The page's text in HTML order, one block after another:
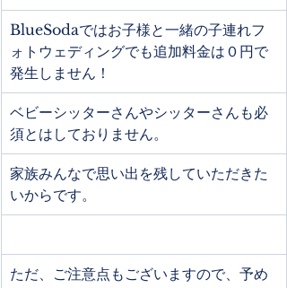
BlueSodaではお子様と一緒の子連れフ
ォトウェディングでも追加料金は０円で
発生しません！
ベビーシッターさんやシッターさんも必
須とはしておりません。
家族みんなで思い出を残していただきた
いからです。
ただ、ご注意点もございますので、予め